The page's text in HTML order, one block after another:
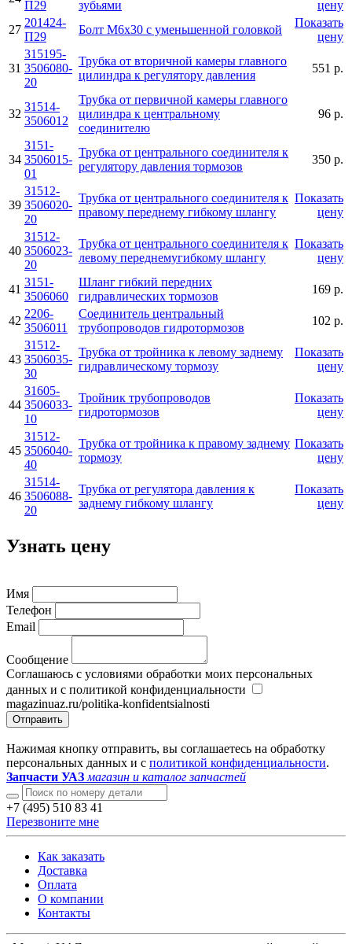
П29
зубьями
цену
27
201424-
П29
Болт М6х30 с уменьшенной головкой
Показать
цену
31
315195-
3506080-
20
Трубка от вторичной камеры главного
цилиндра к регулятору давления
551 р.
32
31514-
3506012
Трубка от первичной камеры главного
цилиндра к центральному
соединителю
96 р.
34
3151-
3506015-
01
Трубка от центрального соединителя к
регулятору давления тормозов
350 р.
39
31512-
3506020-
20
Трубка от центрального соединителя к
правому переднему гибкому шлангу
Показать
цену
40
31512-
3506023-
20
Трубка от центрального соединителя к
левому переднемугибкому шлангу
Показать
цену
41
3151-
3506060
Шланг гибкий передних
гидравлических тормозов
169 р.
42
2206-
3506011
Соединитель центральный
трубопроводов гидротормозов
102 р.
43
31512-
3506035-
30
Трубка от тройника к левому заднему
гидравлическому тормозу
Показать
цену
44
31605-
3506033-
10
Тройник трубопроводов
гидротормозов
Показать
цену
45
31512-
3506040-
40
Трубка от тройника к правому заднему
тормозу
Показать
цену
46
31514-
3506088-
20
Трубка от регулятора давления к
заднему гибкому шлангу
Показать
цену
Узнать цену
Имя
Телефон
Email
Сообщение
Соглашаюсь с условиями обработки моих персональных
данных и с политикой конфиденциальности
magazinuaz.ru/politika-konfidentsialnosti
Отправить
Нажимая кнопку отправить, вы соглашаетесь на обработку
персональных данных и с политикой конфиденциальности.
Запчасти УАЗ магазин и каталог запчастей
+7 (495) 510 83 41
Перезвоните мне
Как заказать
Доставка
Оплата
О компании
Контакты